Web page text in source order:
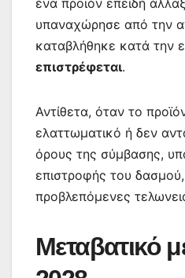
ένα προϊόν επειδή
υπαναχώρησε από την
καταβλήθηκε κατά την
επιστρέφεται.
Αντίθετα, όταν το
ελαττωματικό ή δεν
όρους της σύμβασης,
επιστροφής του
προβλεπόμενες
Μεταβατικό